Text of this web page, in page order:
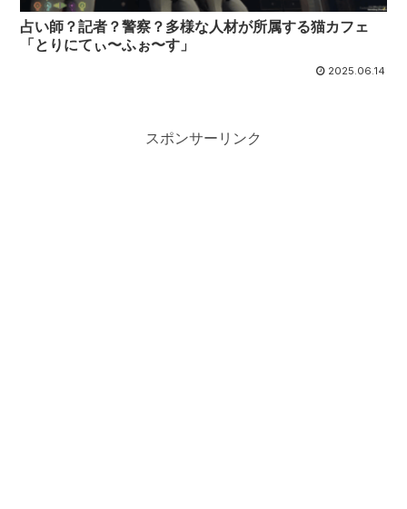
占い師？記者？警察？多様な人材が所属する猫カフェ
「とりにてぃ〜ふぉ〜す」
2025.06.14
スポンサーリンク